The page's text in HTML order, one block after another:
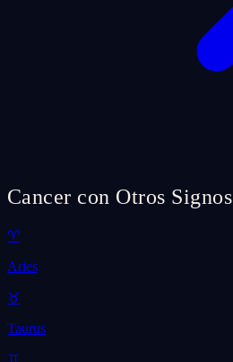
Cancer con Otros Signos
♈
Aries
♉
Taurus